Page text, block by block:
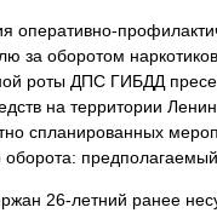
оперативно-
за оборотом
роты ДПС ГИБДД
на территории
спланированных
оборота:
26-летний ранее